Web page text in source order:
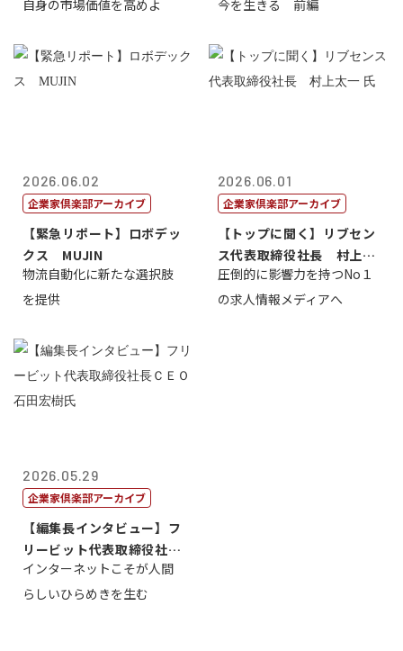
自身の市場価値を高めよ
田 明氏
今を生きる 前編
2026.06.02
企業家倶楽部アーカイブ
【緊急リポート】ロボデッ
クス MUJIN
物流自動化に新たな選択肢
を提供
2026.06.01
企業家倶楽部アーカイブ
【トップに聞く】リブセン
ス代表取締役社長 村上太
一 氏
圧倒的に影響力を持つNo１
の求人情報メディアへ
2026.05.29
企業家倶楽部アーカイブ
【編集長インタビュー】フ
リービット代表取締役社長
ＣＥＯ 石田...
インターネットこそが人間
らしいひらめきを生む